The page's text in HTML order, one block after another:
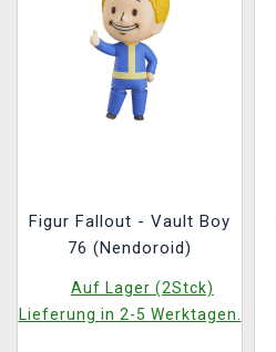
Figur Fallout - Vault Boy
76 (Nendoroid)
Auf Lager (2Stck)
Lieferung in 2-5 Werktagen.